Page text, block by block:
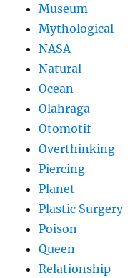
Museum
Mythological
NASA
Natural
Ocean
Olahraga
Otomotif
Overthinking
Piercing
Planet
Plastic Surgery
Poison
Queen
Relationship